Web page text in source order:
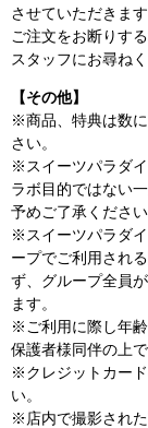
させていただきま
ご注文をお断りす
スタッフにお尋ねく
【その他】
※商品、特典は数
さい。
※スイーツパラダ
ラボ目的ではない
予めご了承ください
※スイーツパラダ
ープでご利用され
ず、グループ全員
ます。
※ご利用に際し年
保護者様同伴の上
※クレジットカー
い。
※店内で撮影され